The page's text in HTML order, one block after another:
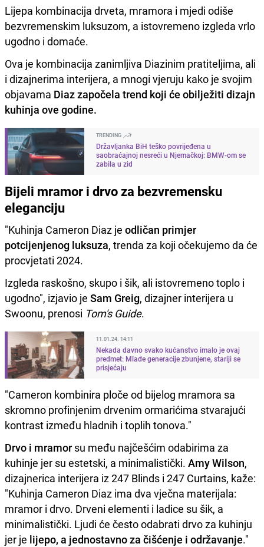
Lijepa kombinacija drveta, mramora i mjedi odiše
bezvremenskim luksuzom, a istovremeno izgleda vrlo
ugodno i domaće.
Ova je kombinacija zanimljiva Diazinim pratiteljima, ali
i dizajnerima interijera, a mnogi vjeruju kako je svojim
objavama Diaz započela trend koji će obilježiti dizajn
kuhinja ove godine.
TRENDING
Državljanka BiH teško povrijeđena u
saobraćajnoj nesreći u Njemačkoj: BMW-om se
zabila u zid
Bijeli mramor i drvo za bezvremensku
eleganciju
"Kuhinja Cameron Diaz je odličan primjer
potcijenjenog luksuza, trenda za koji očekujemo da će
procvjetati 2024.
Izgleda raskošno, skupo i šik, ali istovremeno toplo i
ugodno", izjavio je Sam Greig, dizajner interijera u
Swoonu, prenosi Tom's Guide.
11.01.24. 14:11
Nekada davno svako kućanstvo imalo je ovaj
predmet: Mlađe generacije zbunjene, stariji se
prisjećaju
"Cameron kombinira ploče od bijelog mramora sa
skromno profinjenim drvenim ormarićima stvarajući
kontrast između hladnih i toplih tonova."
Drvo i mramor su među najčešćim odabirima za
kuhinje jer su estetski, a minimalistički. AmyWilson,
dizajnerica interijera iz 247 Blinds i 247 Curtains, kaže:
"Kuhinja Cameron Diaz ima dva vječna materijala:
mramor i drvo. Drveni elementi i ladice su šik, a
minimalistički. Ljudi će često odabrati drvo za kuhinju
jer je lijepo, a jednostavno za čišćenje i održavanje."